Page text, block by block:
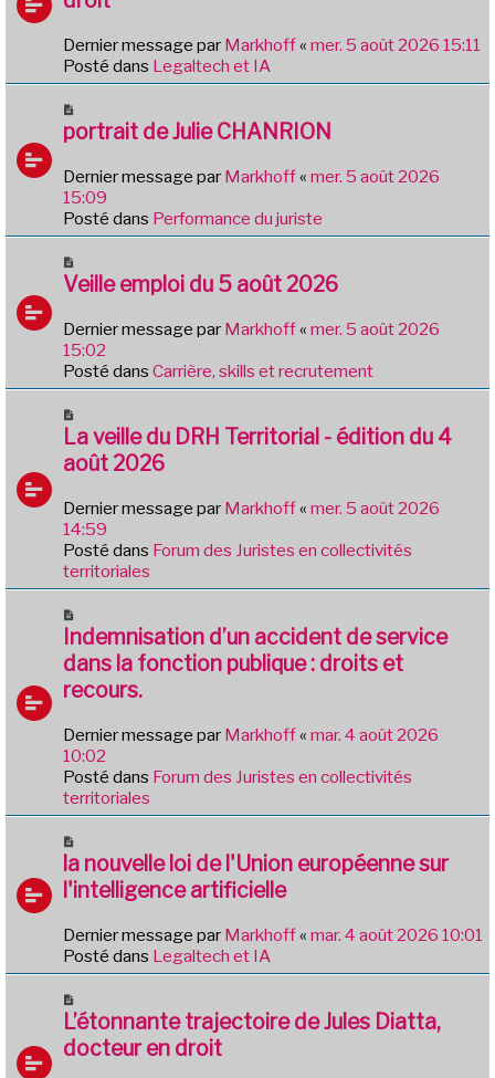
g
e
v
a
u
s
a
g
e
Dernier message par Markhoff« mer. 5 août 2026 15:11
Posté dans Legaltech et IA
o
v
e
a
u
e
s
a
g
e
portrait de Julie CHANRION
Dernier message par Markhoff« mer. 5 août 2026
15:09
Posté dans Performance du juriste
o
v
e
a
u
e
s
s
g
e
Veille emploi du 5 août 2026
Dernier message par Markhoff« mer. 5 août 2026
15:02
Posté dans Carrière, skills et recrutement
o
u
v
a
u
m
e
a
g
e
La veille du DRH Territorial - édition du 4
août 2026
Dernier message par Markhoff« mer. 5 août 2026
14:59
Posté dans Forum des Juristes en collectivités
territoriales
o
u
v
e
u
m
e
s
s
g
e
Indemnisation d’un accident de service
dans la fonction publique : droits et
recours.
Dernier message par Markhoff« mar. 4 août 2026
10:02
Posté dans Forum des Juristes en collectivités
territoriales
o
u
v
a
u
s
s
la nouvelle loi de l'Union européenne sur
l'intelligence artificielle
Dernier message par Markhoff« mar. 4 août 2026 10:01
Posté dans Legaltech et IA
o
u
v
L’étonnante trajectoire de Jules Diatta,
docteur en droit